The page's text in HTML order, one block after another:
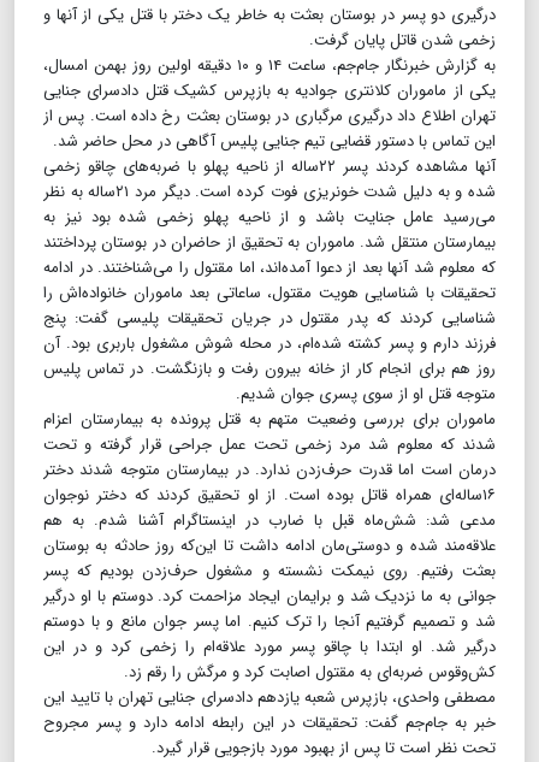
درگیری دو پسر در بوستان بعثت به خاطر یک دختر با قتل یکی از آنها و
زخمی شدن قاتل پایان گرفت.
به گزارش خبرنگار جام‌جم، ساعت ۱۴ و ۱۰ دقیقه اولین روز بهمن امسال،
یکی از ماموران کلانتری جوادیه به بازپرس کشیک قتل دادسرای جنایی
تهران اطلاع داد درگیری مرگباری در بوستان بعثت رخ داده است. پس از
این تماس با دستور قضایی تیم جنایی پلیس آگاهی در محل حاضر شد.
آنها مشاهده کردند پسر ۲۲ساله از ناحیه پهلو با ضربه‌های چاقو زخمی
شده و به دلیل شدت خونریزی فوت کرده است. دیگر مرد ۲۱ساله به نظر
می‌رسید عامل جنایت باشد و از ناحیه پهلو زخمی شده بود نیز به
بیمارستان منتقل شد. ماموران به تحقیق از حاضران در بوستان پرداختند
که معلوم شد آنها بعد از دعوا آمده‌اند، اما مقتول را می‌‌شناختند. در ادامه
تحقیقات با شناسایی هویت مقتول، ساعاتی بعد ماموران خانواده‌اش را
شناسایی کردند که پدر مقتول در جریان تحقیقات پلیسی گفت: پنج
فرزند دارم و پسر کشته شده‌ام، در محله شوش مشغول باربری بود. آن
روز هم برای انجام کار از خانه بیرون رفت و بازنگشت. در تماس پلیس
متوجه قتل او از سوی پسری جوان شدیم.
ماموران برای بررسی وضعیت متهم به قتل پرونده به بیمارستان اعزام
شدند که معلوم شد مرد زخمی تحت عمل جراحی قرار گرفته و تحت
درمان است اما قدرت حرف‌زدن ندارد. در بیمارستان متوجه شدند دختر
۱۶ساله‌ای همراه قاتل بوده است. از او تحقیق کردند که دختر نوجوان
مدعی شد: شش‌ماه قبل با ضارب در اینستاگرام آشنا شدم. به هم
علاقه‌مند شده و دوستی‌مان ادامه داشت تا این‌که روز حادثه به بوستان
بعثت رفتیم. روی نیمکت نشسته و مشغول حرف‌زدن بودیم که پسر
جوانی به ما نزدیک شد و برایمان ایجاد مزاحمت کرد. دوستم با او درگیر
شد و تصمیم گرفتیم آنجا را ترک کنیم. اما پسر جوان مانع و با دوستم
درگیر شد. او ابتدا با چاقو پسر مورد علاقه‌ام را زخمی کرد و در این
کش‌وقوس ضربه‌ای به مقتول اصابت کرد و مرگش را رقم زد.
مصطفی واحدی، بازپرس شعبه یازدهم دادسرای جنایی تهران با تایید این
خبر به جام‌جم گفت: تحقیقات در این رابطه ادامه دارد و پسر مجروح
تحت نظر است تا پس از بهبود مورد بازجویی قرار گیرد.